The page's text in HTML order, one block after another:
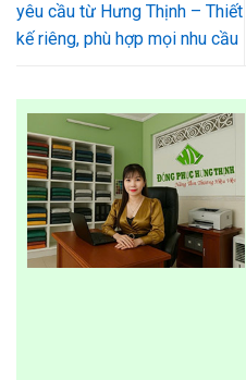
yêu cầu từ Hưng Thịnh – Thiết
kế riêng, phù hợp mọi nhu cầu